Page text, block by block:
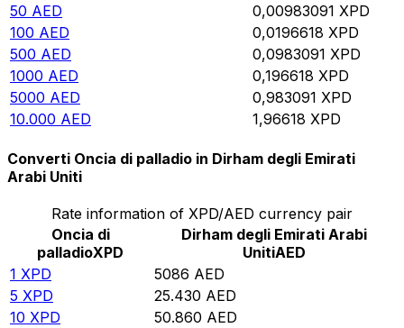
50 AED 0,00983091 XPD
100 AED 0,0196618 XPD
500 AED 0,0983091 XPD
1000 AED 0,196618 XPD
5000 AED 0,983091 XPD
10.000 AED 1,96618 XPD
Converti Oncia di palladio in Dirham degli Emirati
Arabi Uniti
Rate information of XPD/AED currency pair
Oncia di
palladioXPD
Dirham degli Emirati Arabi
UnitiAED
1 XPD 5086 AED
5 XPD 25.430 AED
10 XPD 50.860 AED